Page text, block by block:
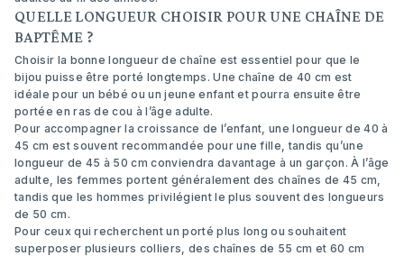
QUELLE LONGUEUR CHOISIR POUR UNE CHAÎNE DE
BAPTÊME ?
Choisir la bonne longueur de chaîne est essentiel pour que le
bijou puisse être porté longtemps. Une chaîne de 40 cm est
idéale pour un bébé ou un jeune enfant et pourra ensuite être
portée en ras de cou à l’âge adulte.
Pour accompagner la croissance de l’enfant, une longueur de 40 à
45 cm est souvent recommandée pour une fille, tandis qu’une
longueur de 45 à 50 cm conviendra davantage à un garçon. À l’âge
adulte, les femmes portent généralement des chaînes de 45 cm,
tandis que les hommes privilégient le plus souvent des longueurs
de 50 cm.
Pour ceux qui recherchent un porté plus long ou souhaitent
superposer plusieurs colliers, des chaînes de 55 cm et 60 cm